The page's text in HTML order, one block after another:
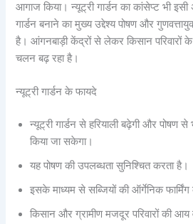
आगाज किया। न्यूट्री गार्डन का कांसेप्ट भी
गार्डन बनाने का मुख्य उद्देश्य पोषण और
है। आंगनबाड़ी केंद्रों से लेकर किसान परिवारों के
चलन बढ़ रहा है।
न्यूट्री गार्डन के फायदे
न्यूट्री गार्डन से हरियाली बढ़ेगी और पोषण
किया जा सकेगा।
यह पोषण की उपलब्धता सुनिश्चित करता है।
इसके माध्यम से सब्जियों की ऑर्गेनिक फार्मिंग
किसान और ग्रामीण मजदूर परिवारों की आय